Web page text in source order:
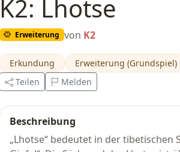
K2: Lhotse
Erweiterung von K2
Erkundung Erweiterung (Grundspiel)
Teilen
Melden
Beschreibung
„Lhotse“ bedeutet in der tibetischen